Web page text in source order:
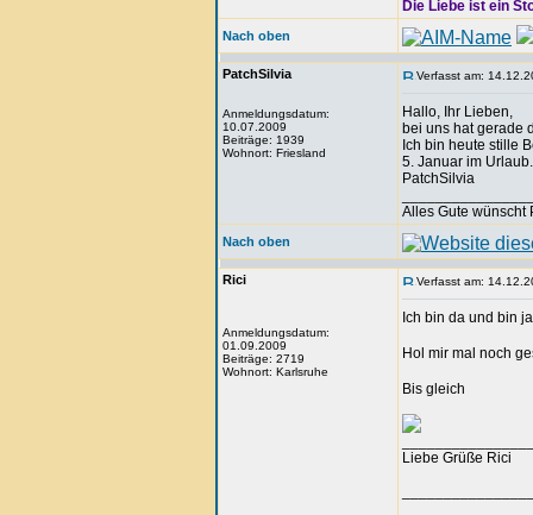
Die Liebe ist ein
Nach oben
PatchSilvia
Anmeldungsdatum:
10.07.2009
Beiträge: 1939
Wohnort: Friesland
Verfasst am:
Hallo, Ihr Lieben,
bei uns hat gerade
Ich bin heute stille
5. Januar im
PatchSilvia
Alles Gute wünscht
Nach oben
Rici
Anmeldungsdatum:
01.09.2009
Beiträge: 2719
Wohnort: Karlsruhe
Verfasst am:
Ich bin da und bin
Hol mir mal noch
Bis gleich
Liebe Grüße Rici